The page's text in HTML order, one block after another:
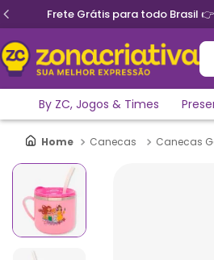
Ganhe 5% de desconto
O
By ZC, Jogos & Times
Canecas Canecas